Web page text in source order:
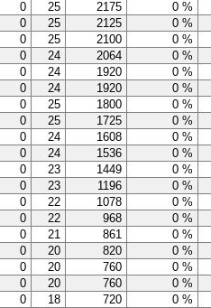
0 25 2175
0 %
0 25 2125
0 %
0 25 2100
0 %
0 24 2064
0 %
0 24 1920
0 %
0 24 1920
0 %
0 25 1800
0 %
0 25 1725
0 %
0 24 1608
0 %
0 24 1536
0 %
0 23 1449
0 %
0 23 1196
0 %
0 22 1078
0 %
0 22 968
0 %
0 21 861
0 %
0 20 820
0 %
0 20 760
0 %
0 20 760
0 %
0 18 720
0 %